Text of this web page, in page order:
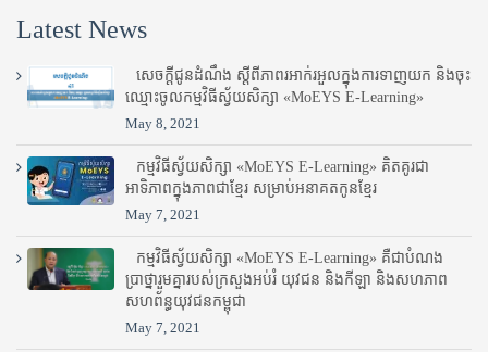
Latest News
សេចក្តីជូនដំណឹង ស្តី​ពីភាព​រអាក់រអួល​ក្នុងការ​ទាញ​យក និង​ចុះ​
ឈ្មោះ​ចូល​កម្មវិធី​ស្វ័យសិក្សា «MoEYS E-Learning»
May 8, 2021
កម្មវិធីស្វ័យសិក្សា «MoEYS E-Learning» គិតគូរជា
អាទិភាពក្នុងភាពជាខ្មែរ សម្រាប់អនាគតកូនខ្មែរ
May 7, 2021
កម្មវិធីស្វ័យសិក្សា «MoEYS E-Learning» គឺជាបំណង
ប្រាថ្នារួមគ្នារបស់ក្រសួងអប់រំ​ យុវជន និងកីឡា និងសហភាព
សហព័ន្ធយុវជនកម្ពុជា
May 7, 2021